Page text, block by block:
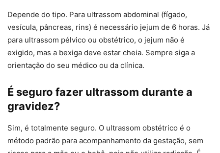
Depende do tipo. Para ultrassom abdominal (fígado,
vesícula, pâncreas, rins) é necessário jejum de 6 horas. Já
para ultrassom pélvico ou obstétrico, o jejum não é
exigido, mas a bexiga deve estar cheia. Sempre siga a
orientação do seu médico ou da clínica.
É seguro fazer ultrassom durante a
gravidez?
Sim, é totalmente seguro. O ultrassom obstétrico é o
método padrão para acompanhamento da gestação, sem